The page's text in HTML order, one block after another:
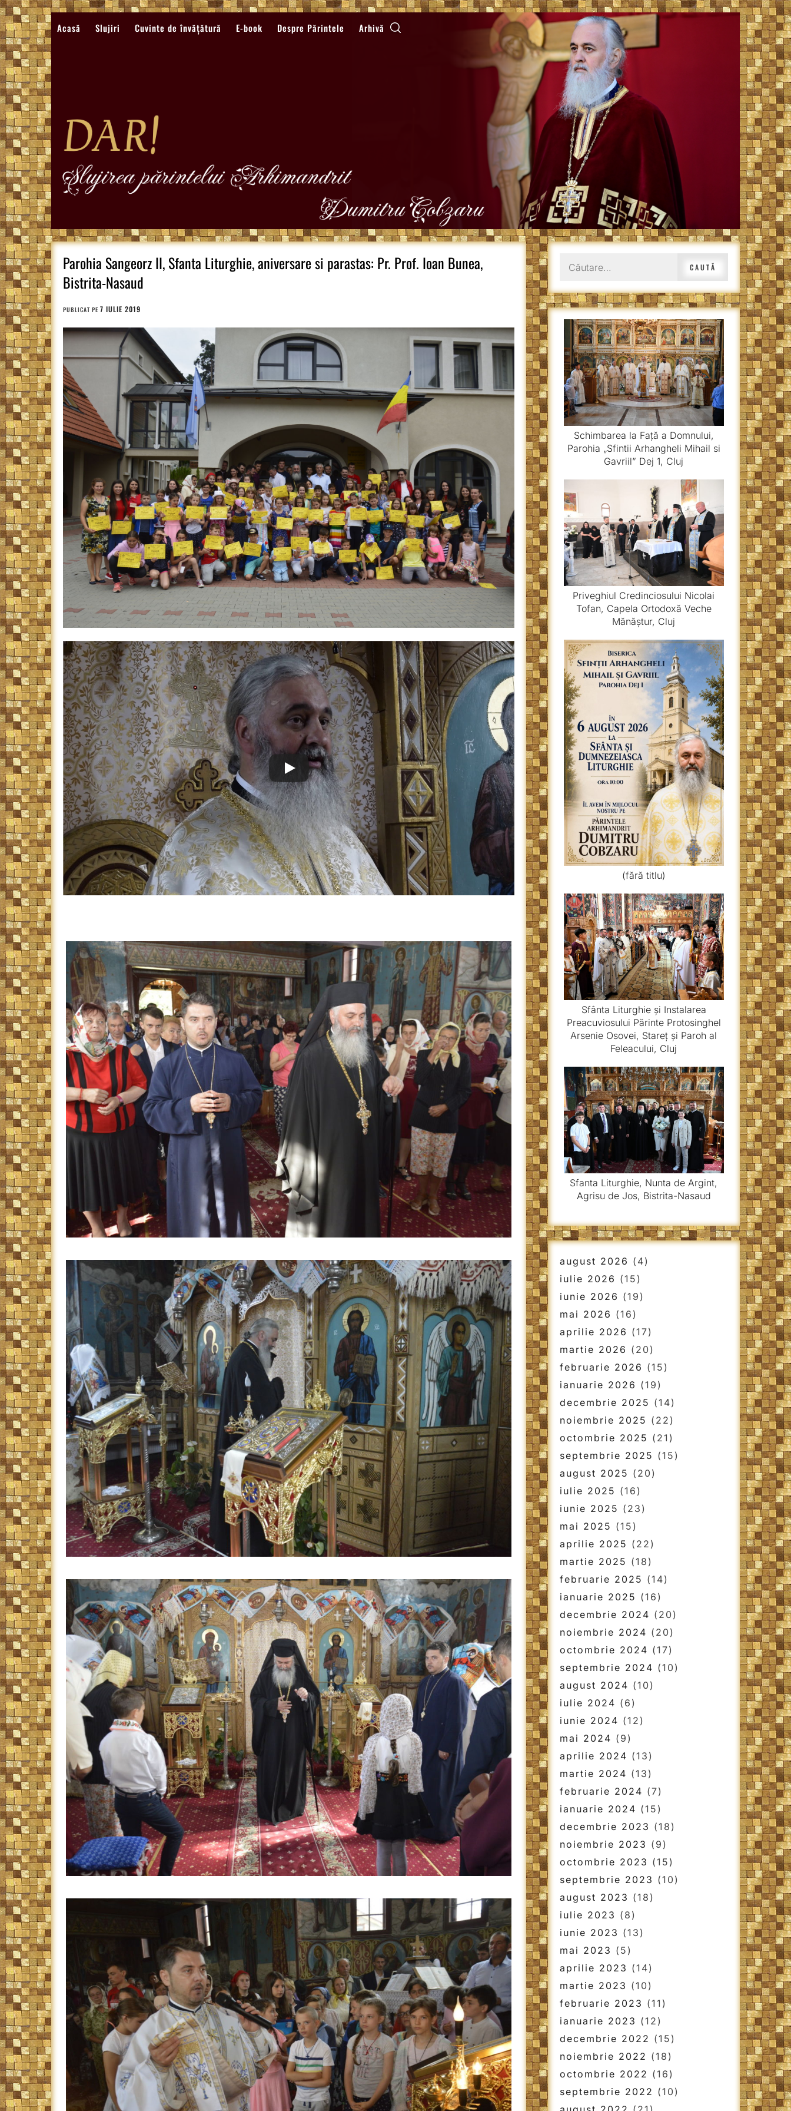
Sari
la
conținut
Acasă Slujiri Cuvinte de învățătură E-book Despre Părintele Arhivă
Parohia Sangeorz II, Sfanta Liturghie, aniversare si parastas: Pr. Prof. Ioan Bunea,
Bistrita-Nasaud
PUBLICAT PE 7 IULIE 2019
după:
Schimbarea la Față a Domnului,
Parohia „Sfintii Arhangheli Mihail si
Gavriil” Dej 1, Cluj
Priveghiul Credinciosului Nicolai
Tofan, Capela Ortodoxă Veche
Mănăștur, Cluj
(fără titlu)
Sfânta Liturghie și Instalarea
Preacuviosului Părinte Protosinghel
Arsenie Osovei, Stareț și Paroh al
Feleacului, Cluj
Sfanta Liturghie, Nunta de Argint,
Agrisu de Jos, Bistrita-Nasaud
august 2026 (4)
iulie 2026 (15)
iunie 2026 (19)
mai 2026 (16)
aprilie 2026 (17)
martie 2026 (20)
februarie 2026 (15)
ianuarie 2026 (19)
decembrie 2025 (14)
noiembrie 2025 (22)
octombrie 2025 (21)
septembrie 2025 (15)
august 2025 (20)
iulie 2025 (16)
iunie 2025 (23)
mai 2025 (15)
aprilie 2025 (22)
martie 2025 (18)
februarie 2025 (14)
ianuarie 2025 (16)
decembrie 2024 (20)
noiembrie 2024 (20)
octombrie 2024 (17)
septembrie 2024 (10)
august 2024 (10)
iulie 2024 (6)
iunie 2024 (12)
mai 2024 (9)
aprilie 2024 (13)
martie 2024 (13)
februarie 2024 (7)
ianuarie 2024 (15)
decembrie 2023 (18)
noiembrie 2023 (9)
octombrie 2023 (15)
septembrie 2023 (10)
august 2023 (18)
iulie 2023 (8)
iunie 2023 (13)
mai 2023 (5)
aprilie 2023 (14)
martie 2023 (10)
februarie 2023 (11)
ianuarie 2023 (12)
decembrie 2022 (15)
noiembrie 2022 (18)
octombrie 2022 (16)
septembrie 2022 (10)